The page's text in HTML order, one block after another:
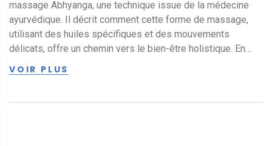
massage Abhyanga, une technique issue de la médecine
ayurvédique. Il décrit comment cette forme de massage,
utilisant des huiles spécifiques et des mouvements
délicats, offre un chemin vers le bien-être holistique. En
mentale et émotionnelle, l'article sert de guide pour ceux
soins personnels.
VOIR PLUS